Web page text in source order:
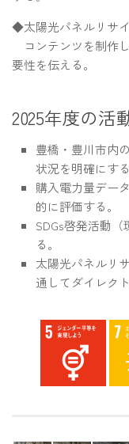
◆太陽光パネルリサ
コンテンツを制作
要性を伝える。
2025年度の活
豊橋・豊川市内
状況を明確にする
購入電力量デー
的に評価する。
SDGs啓発活動
る。
太陽光パネルリ
通してダイレク